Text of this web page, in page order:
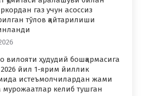
газ учун асоссиз
тўлов қайтарилиши
вилояти ҳудудий бошқармасига
2026 йил 1-ярим йиллик
истеъмолчилардан жами
мурожаатлар келиб тушган